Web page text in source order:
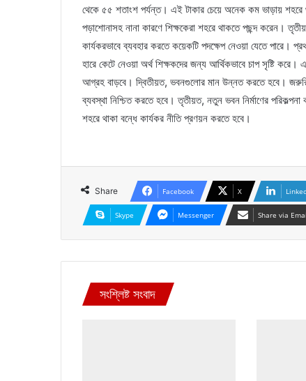
থেকে ৫৫ শতাংশ পর্যন্ত। এই টাকার চেয়ে অনেক কম ভাড়ায় শহরে
পড়াশোনাসহ নানা কারণে শিক্ষকেরা শহরে থাকতে পছন্দ করেন।
কার্যকরভাবে ব্যবহার করতে কয়েকটি পদক্ষেপ নেওয়া যেতে পারে।
হারে কেটে নেওয়া অর্থ শিক্ষকদের জন্য আর্থিকভাবে চাপ সৃষ্টি
আগ্রহ বাড়বে। দ্বিতীয়ত, ভবনগুলোর মান উন্নত করতে হবে।
ব্যবস্থা নিশ্চিত করতে হবে। তৃতীয়ত, নতুন ভবন নির্মাণের
শহরে থাকা বন্ধে কার্যকর নীতি প্রণয়ন করতে হবে।
Share Facebook X
Skype Messenger Share via
সংশ্লিষ্ট সংবাদ